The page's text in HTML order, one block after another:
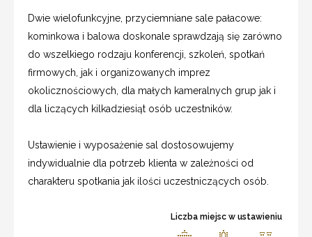
Dwie wielofunkcyjne, przyciemniane sale pałacowe:
kominkowa i balowa doskonale sprawdzają się zarówno
do wszelkiego rodzaju konferencji, szkoleń, spotkań
firmowych, jak i organizowanych imprez
okolicznościowych, dla małych kameralnych grup jak i
dla liczących kilkadziesiąt osób uczestników.
Ustawienie i wyposażenie sal dostosowujemy
indywidualnie dla potrzeb klienta w zależności od
charakteru spotkania jak ilości uczestniczących osób.
Liczba miejsc w ustawieniu